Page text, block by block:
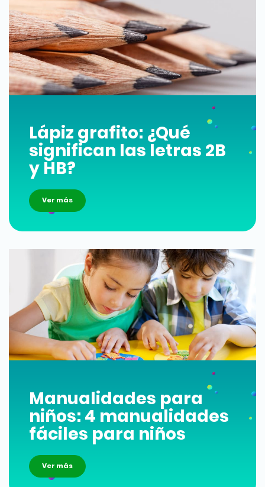
Lápiz grafito: ¿Qué
significan las letras 2B
y HB?
Ver más
Manualidades para
niños: 4 manualidades
fáciles para niños
Ver más